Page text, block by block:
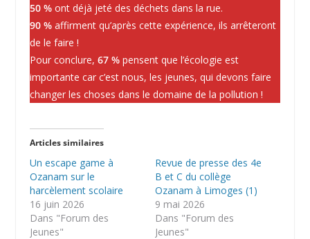
50 %ont déjà jeté des déchets dans la rue.
90 %affirment qu’après cette expérience, ils arrêteront
de le faire !
Pour conclure, 67 %pensent que l’écologie est
importante car c’est nous, les jeunes, qui devons faire
changer les choses dans le domaine de la pollution !
Articles similaires
Un escape game à
Ozanam sur le
harcèlement scolaire
16 juin 2026
Dans "Forum des
Jeunes"
Revue de presse des 4e
B et C du collège
Ozanam à Limoges (1)
9 mai 2026
Dans "Forum des
Jeunes"